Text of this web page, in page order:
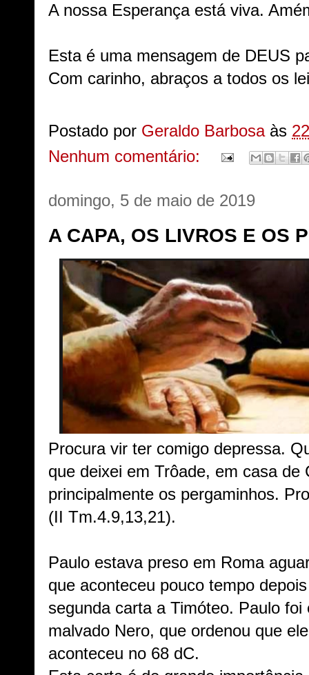
A nossa Esperança está viva.
Esta é uma mensagem de DEUS
Com carinho, abraços a todos os
Postado por Geraldo Barbosa às
Nenhum comentário:
domingo, 5 de maio de 2019
A CAPA, OS LIVROS E OS
Procura vir ter comigo depressa.
que deixei em Trôade, em casa de
principalmente os pergaminhos.
(II Tm.4.9,13,21).
Paulo estava preso em Roma
que aconteceu pouco tempo
segunda carta a Timóteo. Paulo
malvado Nero, que ordenou que
aconteceu no 68 dC.